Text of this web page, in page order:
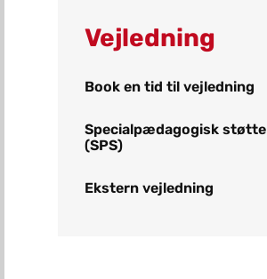
Vejledning
Book en tid til vejledning
Specialpædagogisk støtte
(SPS)
Ekstern vejledning